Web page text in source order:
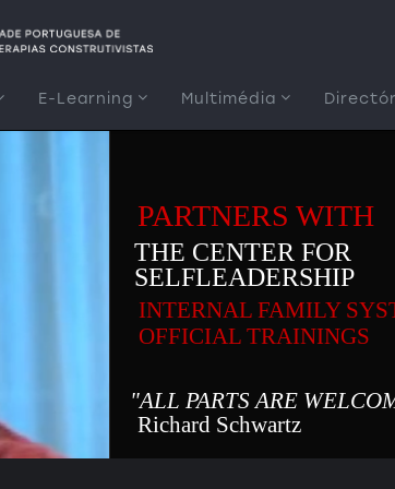
E-Learning Multimédia
"ALL PARTS ARE
THE CENTER FOR
SELFLEADERSHIP
INTERNAL FAMILY
PARTNERS WITH
Richard Schwartz
OFFICIAL TRAININGS